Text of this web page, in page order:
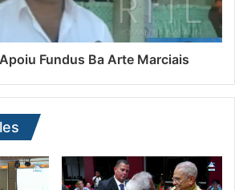
Fundus Ba Arte Marciais